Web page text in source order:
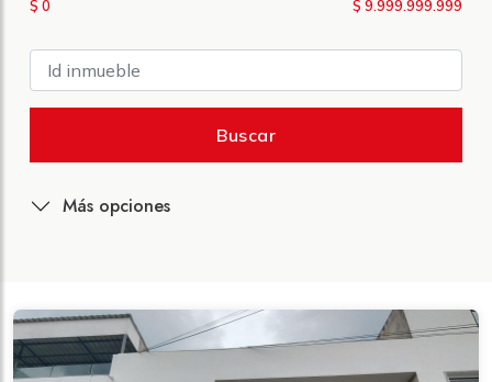
$ 0 $ 9.999.999.999
Buscar
Más opciones